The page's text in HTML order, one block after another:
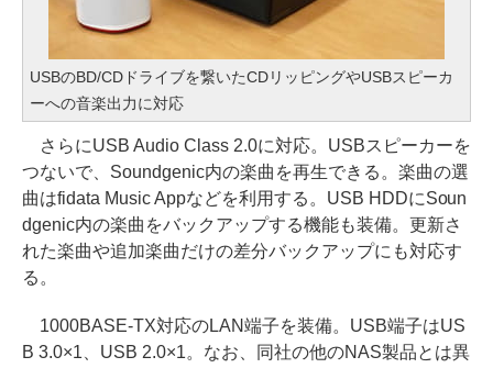
USBのBD/CDドライブを繋いたCDリッピングやUSBスピーカ
ーへの音楽出力に対応
さらにUSB Audio Class 2.0に対応。USBスピーカーを
つないで、Soundgenic内の楽曲を再生できる。楽曲の選
曲はfidata Music Appなどを利用する。USB HDDにSoun
dgenic内の楽曲をバックアップする機能も装備。更新さ
れた楽曲や追加楽曲だけの差分バックアップにも対応す
る。
1000BASE-TX対応のLAN端子を装備。USB端子はUS
B 3.0×1、USB 2.0×1。なお、同社の他のNAS製品とは異